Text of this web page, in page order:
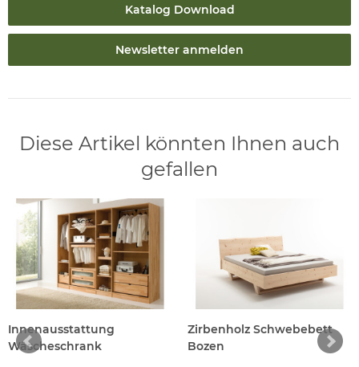
Katalog Download
Newsletter anmelden
Diese Artikel könnten Ihnen auch
gefallen
Innenausstattung
Wäscheschrank
Zirbenholz Schwebebett
Bozen